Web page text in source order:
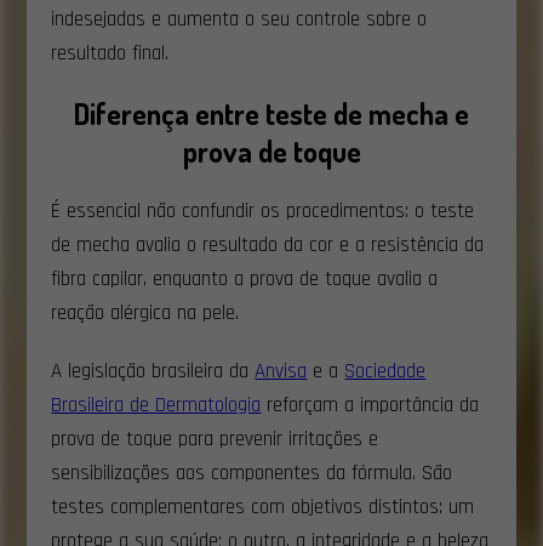
indesejadas e aumenta o seu controle sobre o
resultado final.
Diferença entre teste de mecha e
prova de toque
É essencial não confundir os procedimentos: o teste
de mecha avalia o resultado da cor e a resistência da
fibra capilar, enquanto a prova de toque avalia a
reação alérgica na pele.
A legislação brasileira daAnvisa e a Sociedade
Brasileira de Dermatologia reforçam a importância da
prova de toque para prevenir irritações e
sensibilizações aos componentes da fórmula. São
testes complementares com objetivos distintos: um